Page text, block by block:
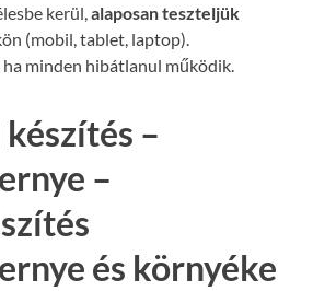
kerül,alaposan teszteljük
(mobil, tablet, laptop).
ha minden hibátlanul működik.
–
–
és környéke